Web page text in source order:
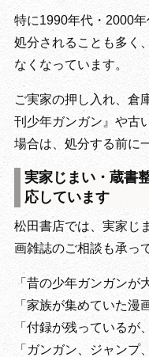
特に1990年代・2000
処分されることも多く
なくなっています。
ご実家の押し入れ、倉
刊少年ガンガン』や古
場合は、処分する前に
実家じまい・蔵書
応しています
松田書店では、実家じ
画雑誌のご相談も承っ
「昔の少年ガンガンが
「家族が集めていた漫
「付録が残っているが
「ガンガン、ジャンプ